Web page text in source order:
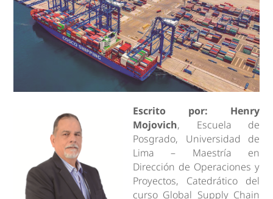
Escrito por: Henry
Mojovich, Escuela de
Posgrado, Universidad de
Lima – Maestría en
Dirección de Operaciones y
Proyectos, Catedrático del
curso Global Supply Chain